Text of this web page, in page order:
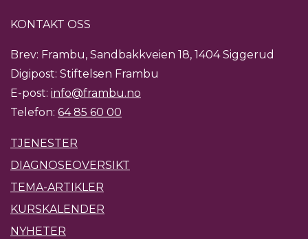
KONTAKT OSS
Brev: Frambu, Sandbakkveien 18, 1404 Siggerud
Digipost: Stiftelsen Frambu
E-post: info@frambu.no
Telefon: 64 85 60 00
TJENESTER
DIAGNOSEOVERSIKT
TEMA-ARTIKLER
KURSKALENDER
NYHETER